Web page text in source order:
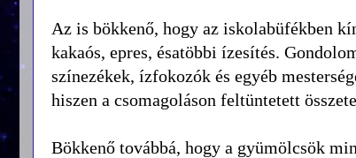
Az is bökkenő, hogy az iskolabüfékben
kakaós, epres, ésatöbbi ízesítés.
színezékek, ízfokozók és egyéb
hiszen a csomagoláson feltüntetett
Bökkenő továbbá, hogy a gyümölcsök